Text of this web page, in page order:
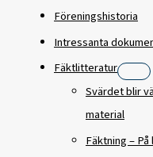
Föreningshistoria
Intressanta
Fäktlitteratur
Svärdet blir
material
Fäktning –